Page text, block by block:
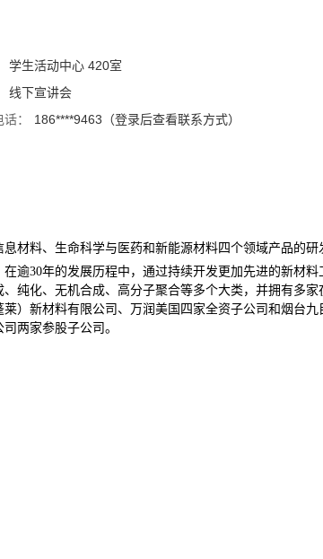
学生活动中心 420室
线下宣讲会
： 186****9463（登录后查看联系方式）
材料、生命科学与医药和新能源材料四个领域产品的研
逾30年的发展历程中，通过持续开发更加先进的新材
纯化、无机合成、高分子聚合等多个大类，并拥有多家
）新材料有限公司、万润美国四家全资子公司和烟台九
两家参股子公司。